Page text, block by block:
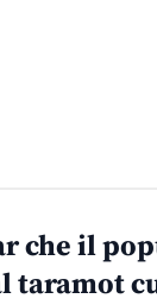
che il
taramot